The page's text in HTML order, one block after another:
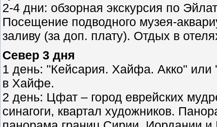
2-4 дни: обзорная экскурсия по
Посещение подводного музея-
заливу (за доп. плату). Отдых в
Север 3 дня
1 день: "Кейсария. Хайфа. Акко"
в Хайфе.
2 день: Цфат – город еврейских
синагоги, квартал художников.